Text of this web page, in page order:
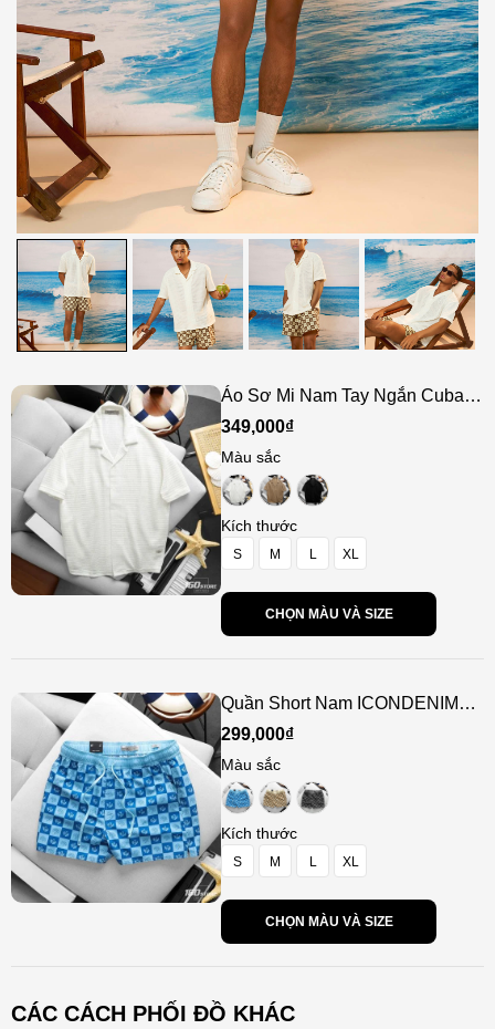
Áo Sơ Mi Nam Tay Ngắn Cuban
ICONDENIM Riviera Knit
349,000₫
Màu sắc
Kích thước
S M L XL
CHỌN MÀU VÀ SIZE
Quần Short Nam ICONDENIM
Tropical Mono
299,000₫
Màu sắc
Kích thước
S M L XL
CHỌN MÀU VÀ SIZE
CÁC CÁCH PHỐI ĐỒ KHÁC